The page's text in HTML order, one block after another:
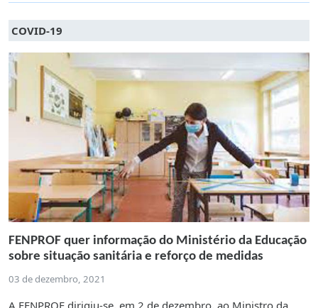
COVID-19
FENPROF quer informação do Ministério da Educação
sobre situação sanitária e reforço de medidas
03 de dezembro, 2021
A FENPROF dirigiu-se, em 2 de dezembro, ao Ministro da